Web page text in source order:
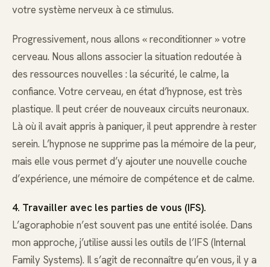
votre système nerveux à ce stimulus.
Progressivement, nous allons « reconditionner » votre
cerveau. Nous allons associer la situation redoutée à
des ressources nouvelles : la sécurité, le calme, la
confiance. Votre cerveau, en état d’hypnose, est très
plastique. Il peut créer de nouveaux circuits neuronaux.
Là où il avait appris à paniquer, il peut apprendre à rester
serein. L’hypnose ne supprime pas la mémoire de la peur,
mais elle vous permet d’y ajouter une nouvelle couche
d’expérience, une mémoire de compétence et de calme.
4. Travailler avec les parties de vous (IFS).
L’agoraphobie n’est souvent pas une entité isolée. Dans
mon approche, j’utilise aussi les outils de l’IFS (Internal
Family Systems). Il s’agit de reconnaître qu’en vous, il y a